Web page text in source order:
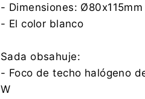
- Dimensiones: Ø80x115mm
- El color blanco
Sada obsahuje:
- Foco de techo halógeno
W